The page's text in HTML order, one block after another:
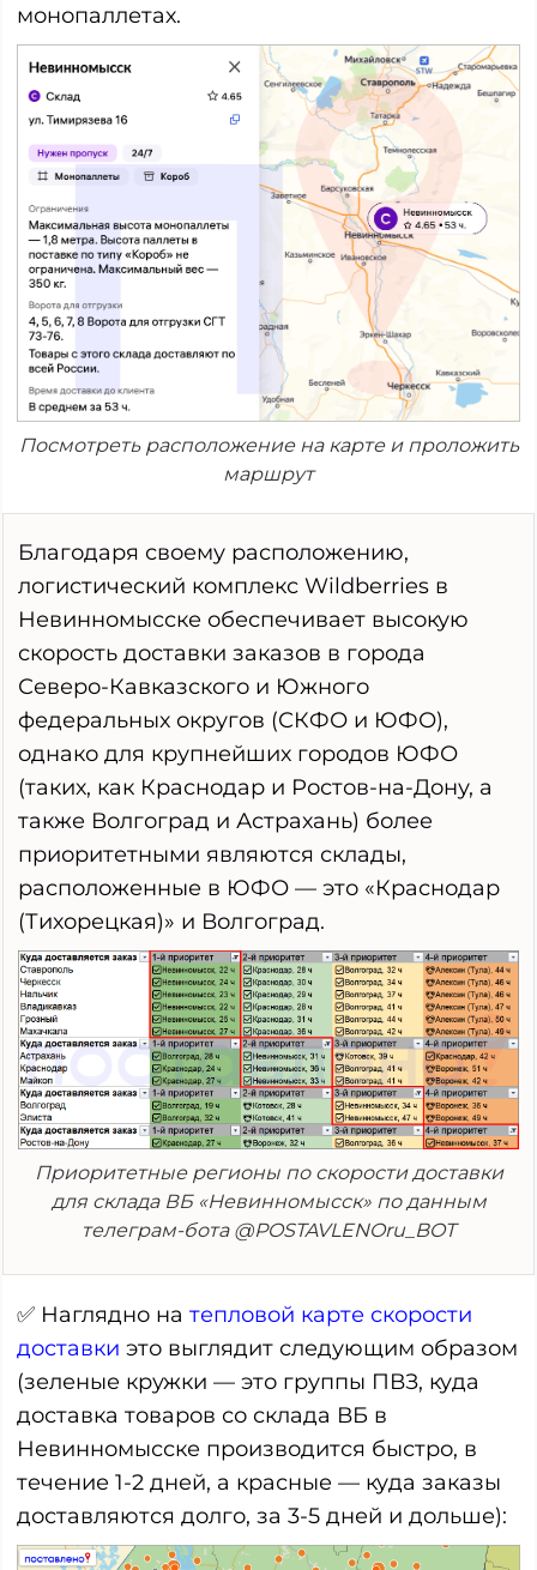
монопаллетах.
Посмотреть расположение на карте и проложить
маршрут
Благодаря своему расположению,
логистический комплекс Wildberries в
Невинномысске обеспечивает высокую
скорость доставки заказов в города
Северо-Кавказского и Южного
федеральных округов (СКФО и ЮФО),
однако для крупнейших городов ЮФО
(таких, как Краснодар и Ростов-на-Дону, а
также Волгоград и Астрахань) более
приоритетными являются склады,
расположенные в ЮФО — это «Краснодар
(Тихорецкая)» и Волгоград.
Приоритетные регионы по скорости доставки
для склада ВБ «Невинномысск» по данным
телеграм-бота @POSTAVLENOru_BOT
✅ Наглядно на тепловой карте скорости
доставки это выглядит следующим образом
(зеленые кружки — это группы ПВЗ, куда
доставка товаров со склада ВБ в
Невинномысске производится быстро, в
течение 1-2 дней, а красные — куда заказы
доставляются долго, за 3-5 дней и дольше):